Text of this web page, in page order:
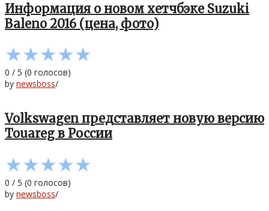
Информация о новом хетчбэке Suzuki
Baleno 2016 (цена, фото)
★★★★★
0 / 5 (0 голосов)
by newsboss/
Volkswagen представляет новую версию
Touareg в России
★★★★★
0 / 5 (0 голосов)
by newsboss/